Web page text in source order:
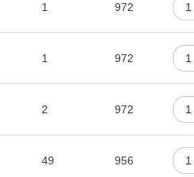
1 972
1 972
2 972
49 956